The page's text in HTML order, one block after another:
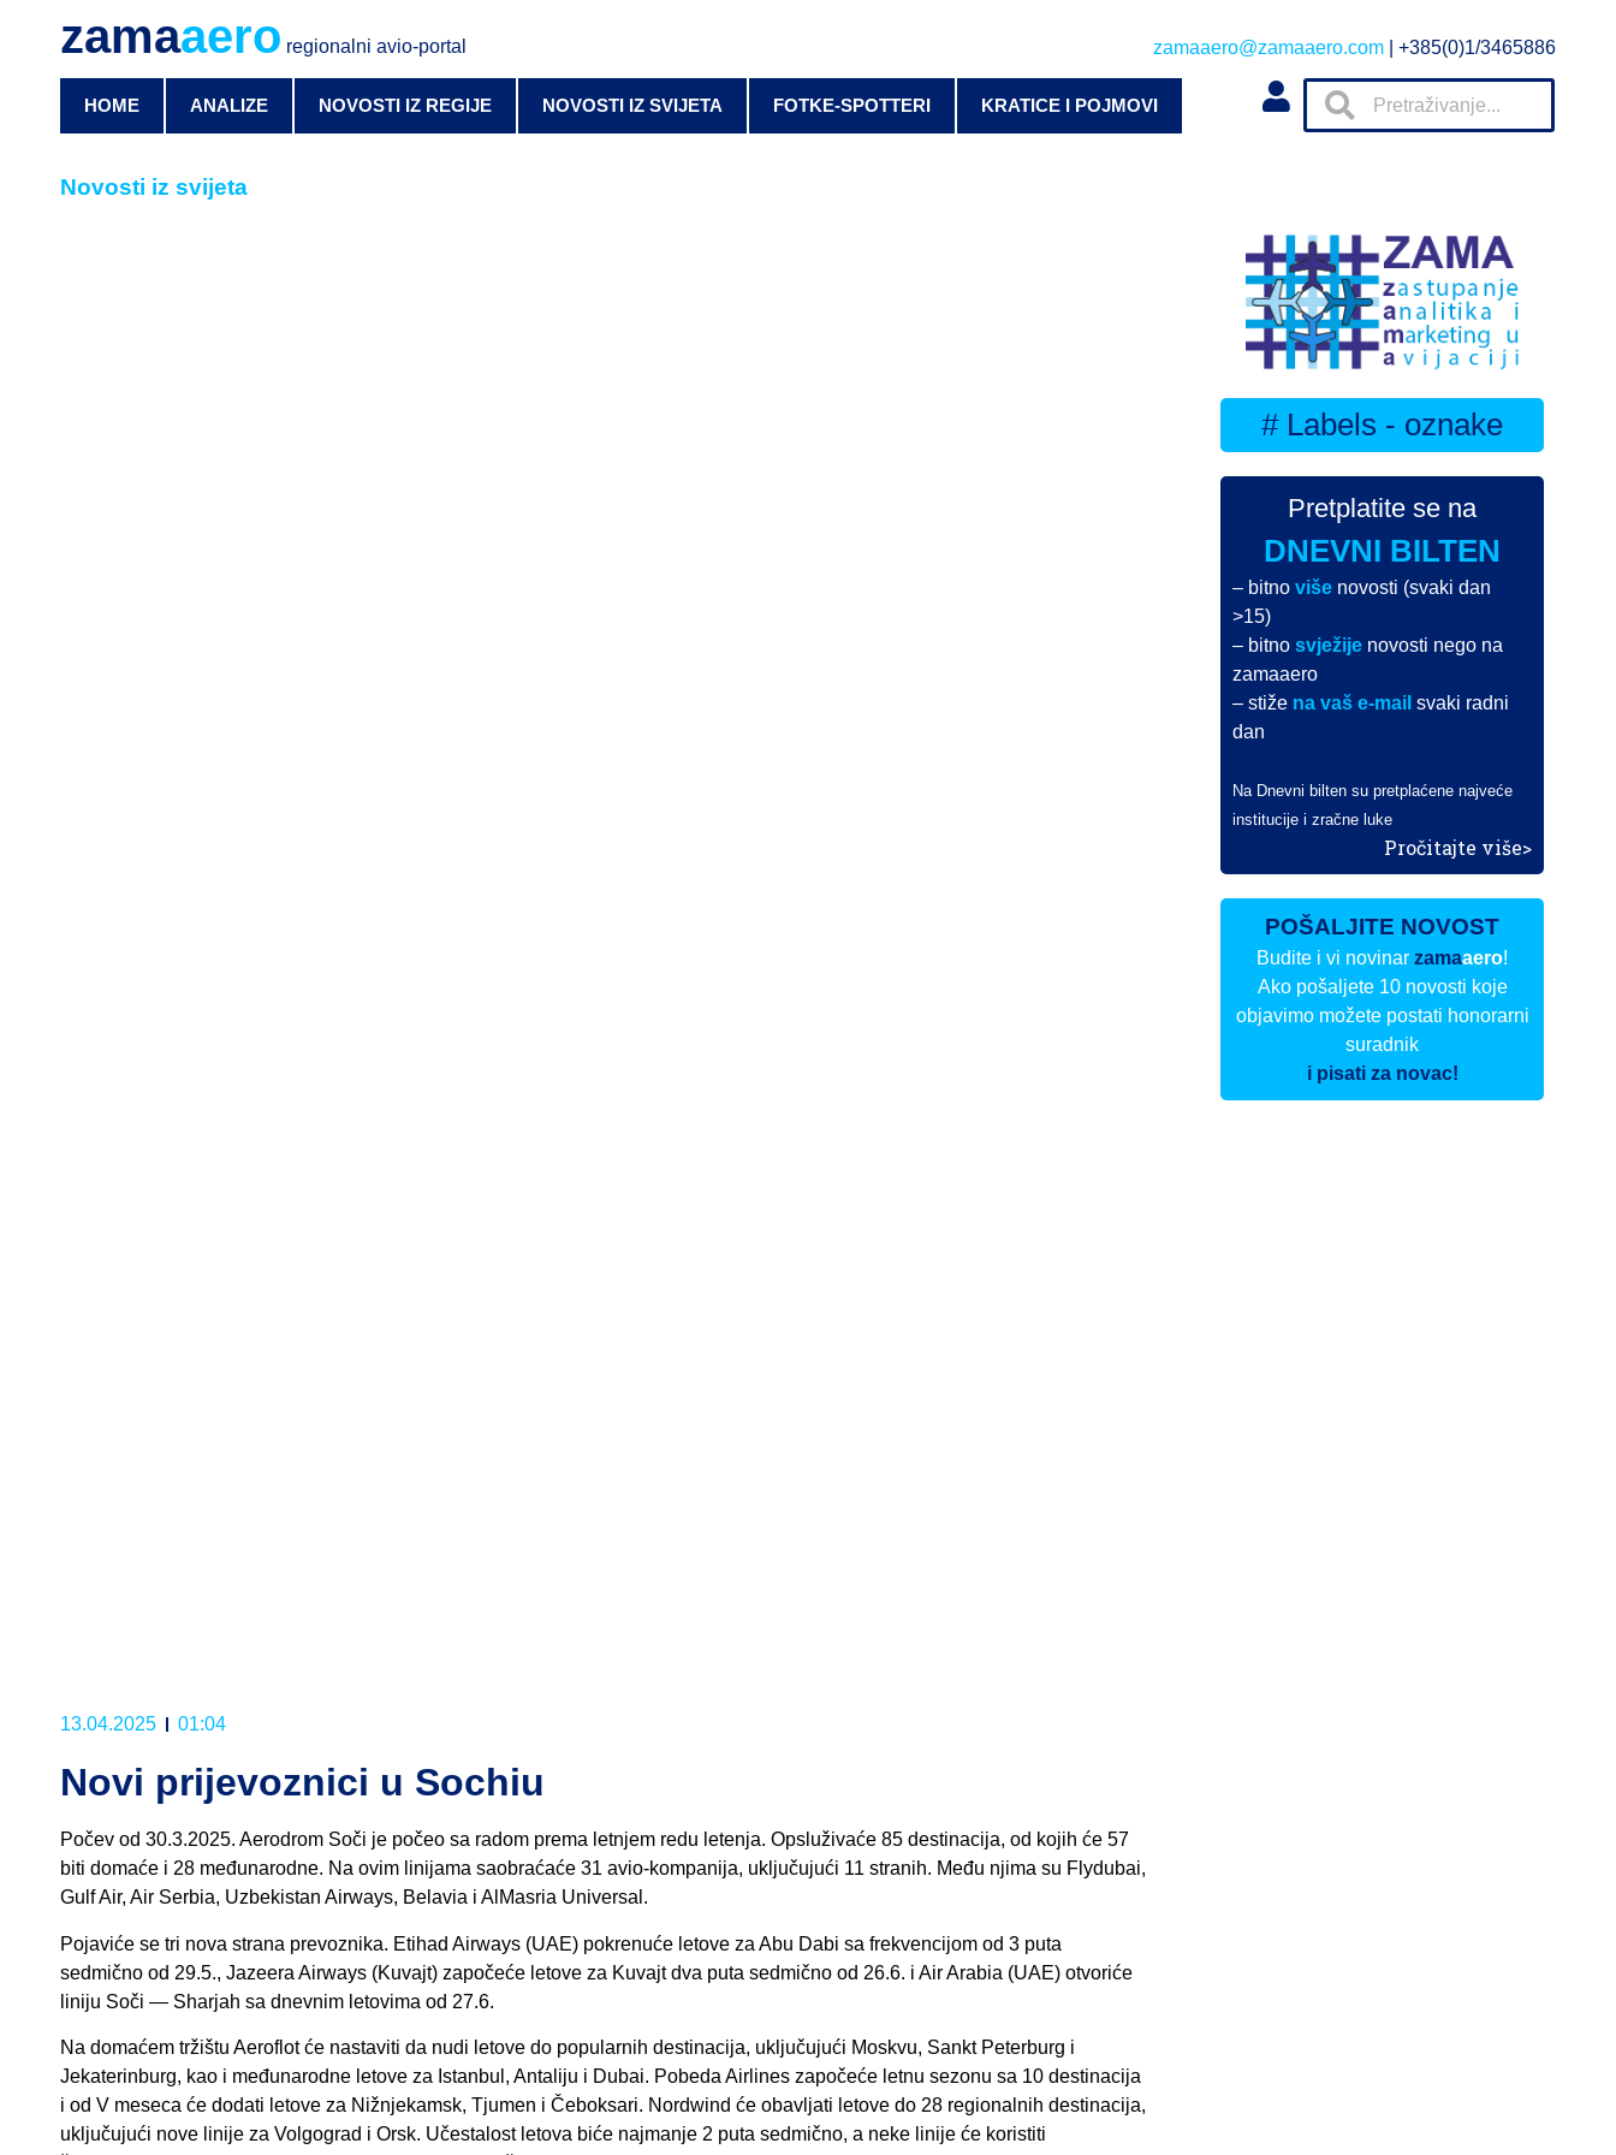
zamaaero regionalni avio-portal zamaaero@zamaaero.com | +385(0)1/3465886
HOME ANALIZE NOVOSTI IZ REGIJE NOVOSTI IZ SVIJETA FOTKE-SPOTTERI KRATICE I POJMOVI
Novosti iz svijeta
13.04.2025 01:04
Novi prijevoznici u Sochiu
Počev od 30.3.2025. Aerodrom Soči je počeo sa radom prema letnjem redu letenja. Opsluživaće 85 destinacija, od kojih će 57
biti domaće i 28 međunarodne. Na ovim linijama saobraćaće 31 avio-kompanija, uključujući 11 stranih. Među njima su Flydubai,
Gulf Air, Air Serbia, Uzbekistan Airways, Belavia i AlMasria Universal.
Pojaviće se tri nova strana prevoznika. Etihad Airways (UAE) pokrenuće letove za Abu Dabi sa frekvencijom od 3 puta
sedmično od 29.5., Jazeera Airways (Kuvajt) započeće letove za Kuvajt dva puta sedmično od 26.6. i Air Arabia (UAE) otvoriće
liniju Soči — Sharjah sa dnevnim letovima od 27.6.
Na domaćem tržištu Aeroflot će nastaviti da nudi letove do popularnih destinacija, uključujući Moskvu, Sankt Peterburg i
Jekaterinburg, kao i međunarodne letove za Istanbul, Antaliju i Dubai. Pobeda Airlines započeće letnu sezonu sa 10 destinacija
i od V meseca će dodati letove za Nižnjekamsk, Tjumen i Čeboksari. Nordwind će obavljati letove do 28 regionalnih destinacija,
uključujući nove linije za Volgograd i Orsk. Učestalost letova biće najmanje 2 puta sedmično, a neke linije će koristiti
# Labels - oznake
Pretplatite se na
DNEVNI BILTEN
– bitnoviše novosti (svaki dan
>15)
– bitnosvježije novosti nego na
zamaaero
– stiže na vaš e-mail svaki radni
dan
Na Dnevni bilten su pretplaćene najveće
institucije i zračne luke
Pročitajte više>
POŠALJITE NOVOST
Budite i vi novinarzamaaero!
Ako pošaljete 10 novosti koje
objavimo možete postati honorarni
suradnik
i pisati za novac!